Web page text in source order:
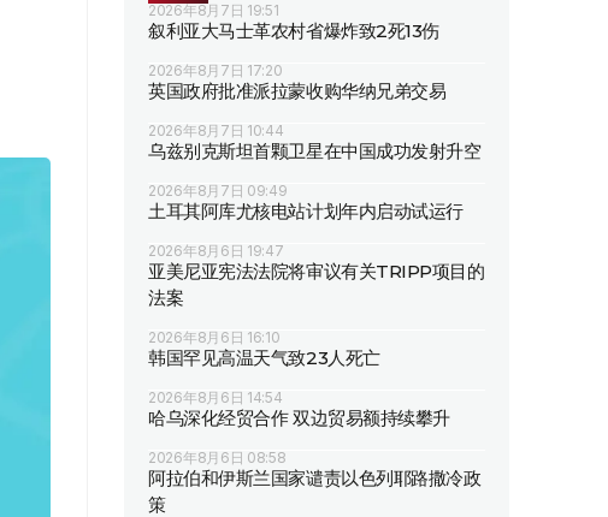
2026年8月7日 19:51
叙利亚大马士革农村省爆炸致2死13伤
2026年8月7日 17:20
英国政府批准派拉蒙收购华纳兄弟交易
2026年8月7日 10:44
乌兹别克斯坦首颗卫星在中国成功发射升空
2026年8月7日 09:49
土耳其阿库尤核电站计划年内启动试运行
2026年8月6日 19:47
亚美尼亚宪法法院将审议有关TRIPP项目的
法案
2026年8月6日 16:10
韩国罕见高温天气致23人死亡
2026年8月6日 14:54
哈乌深化经贸合作 双边贸易额持续攀升
2026年8月6日 08:58
阿拉伯和伊斯兰国家谴责以色列耶路撒冷政
策